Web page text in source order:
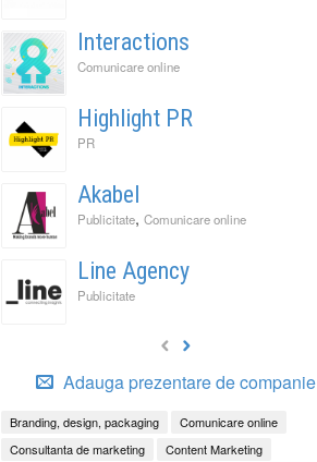
Interactions
Comunicare online
Highlight PR
PR
Akabel
Publicitate, Comunicare online
Line Agency
Publicitate
Adauga prezentare de companie
Branding, design, packaging
Comunicare online
Consultanta de marketing
Content Marketing